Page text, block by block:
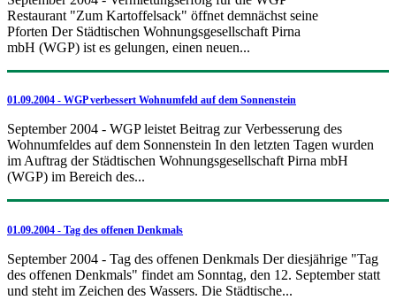
Restaurant "Zum Kartoffelsack" öffnet demnächst seine
Pforten Der Städtischen Wohnungsgesellschaft Pirna
mbH (WGP) ist es gelungen, einen neuen...
01.09.2004 - WGP verbessert Wohnumfeld auf dem Sonnenstein
September 2004 - WGP leistet Beitrag zur Verbesserung des
Wohnumfeldes auf dem Sonnenstein In den letzten Tagen wurden
im Auftrag der Städtischen Wohnungsgesellschaft Pirna mbH
(WGP) im Bereich des...
01.09.2004 - Tag des offenen Denkmals
September 2004 - Tag des offenen Denkmals Der diesjährige "Tag
des offenen Denkmals" findet am Sonntag, den 12. September statt
und steht im Zeichen des Wassers. Die Städtische...